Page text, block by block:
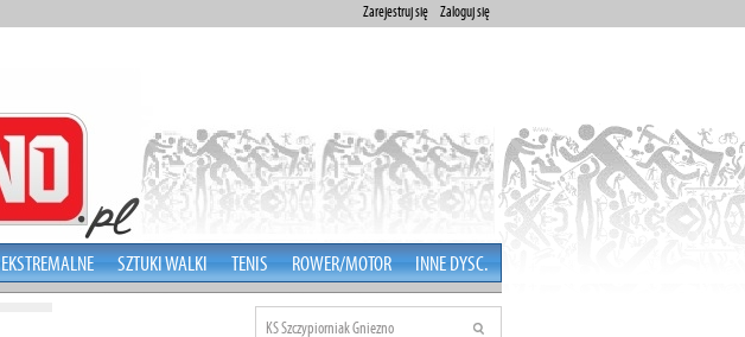
Zaloguj się
Zarejestruj się
EKSTREMALNE SZTUKI WALKI TENIS ROWER/MOTOR INNE DYSC.